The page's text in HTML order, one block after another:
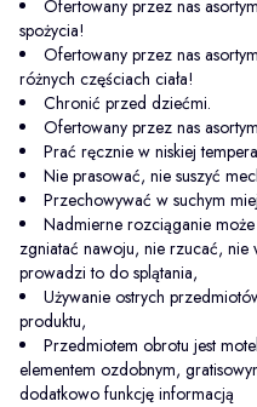
Ofertowany przez nas
spożycia!
Ofertowany przez nas
różnych częściach ciała!
Chronić przed dziećmi.
Ofertowany przez nas
Prać ręcznie w niskiej
Nie prasować, nie suszyć
Przechowywać w suchym
Nadmierne rozciąganie
zgniatać nawoju, nie rzucać, nie
prowadzi to do splątania,
Używanie ostrych
produktu,
Przedmiotem obrotu jest
elementem ozdobnym,
dodatkowo funkcję informacją